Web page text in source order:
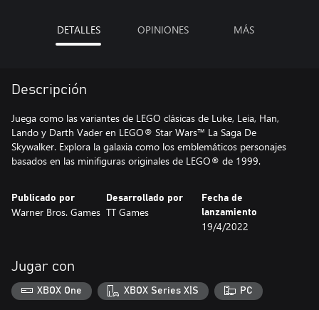
DETALLES OPINIONES MÁS
Descripción
Juega como las variantes de LEGO clásicas de Luke, Leia, Han,
Lando y Darth Vader en LEGO® Star Wars™ La Saga De
Skywalker. Explora la galaxia como los emblemáticos personajes
basados en las minifiguras originales de LEGO® de 1999.
Publicado por
Warner Bros. Games
Desarrollado por
TT Games
Fecha de
lanzamiento
19/4/2022
Jugar con
XBOX One XBOX Series X|S PC